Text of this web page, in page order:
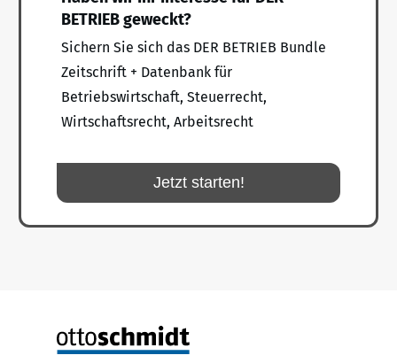
BETRIEB geweckt?
Sichern Sie sich das DER BETRIEB Bundle
Zeitschrift + Datenbank für
Betriebswirtschaft, Steuerrecht,
Wirtschaftsrecht, Arbeitsrecht
Jetzt starten!